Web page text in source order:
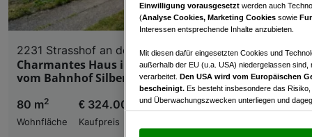
2231 Strasshof an der Nordbahn
Charmantes Haus in Strasshof nur 5 Gehminuten
vom Bahnhof Silberwald entfernt!
80 m2
Wohnfläche
€ 324.000,00
Kaufpreis
Einwilligung vorausgesetzt werden auch
(Analyse Cookies, Marketing Cookies sowie
Interessen entsprechende Inhalte anzubieten.
Mit diesen dafür eingesetzten Cookies und
außerhalb der EU (u.a. USA) niedergelassen
verarbeitet. Den USA wird vom Europäischen
bescheinigt. Es besteht insbesondere das
und Überwachungszwecken unterliegen und